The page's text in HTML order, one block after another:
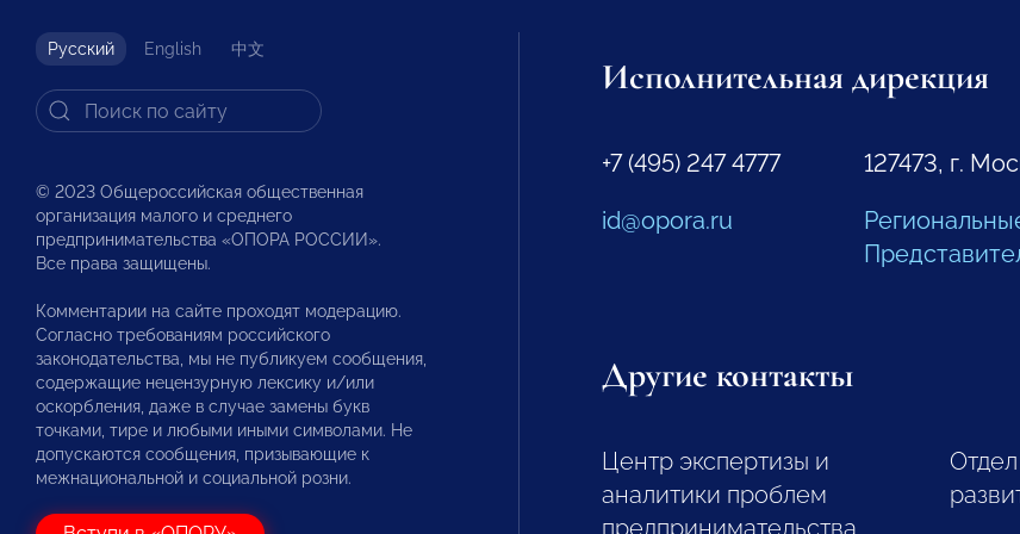
Русский English 中文
© 2023 Общероссийская общественная
организация малого и среднего
предпринимательства «ОПОРА РОССИИ».
Все права защищены.
Комментарии на сайте проходят модерацию.
Согласно требованиям российского
законодательства, мы не публикуем сообщения,
содержащие нецензурную лексику и/или
оскорбления, даже в случае замены букв
точками, тире и любыми иными символами. Не
допускаются сообщения, призывающие к
межнациональной и социальной розни.
Исполнительная дирекция
+7 (495) 247 4777
id@opora.ru
127473, г.
Другие контакты
Центр экспертизы и
аналитики проблем
предпринимательства